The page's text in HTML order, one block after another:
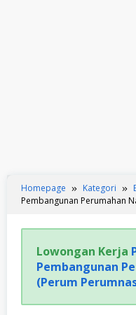
Homepage Kategori
Pembangunan Perumahan
Lowongan Kerja
Pembangunan
(Perum